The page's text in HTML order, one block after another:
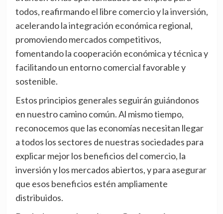
todos, reafirmando el libre comercio y la inversión,
acelerando la integración económica regional,
promoviendo mercados competitivos,
fomentando la cooperación económica y técnica y
facilitando un entorno comercial favorable y
sostenible.
Estos principios generales seguirán guiándonos
en nuestro camino común. Al mismo tiempo,
reconocemos que las economías necesitan llegar
a todos los sectores de nuestras sociedades para
explicar mejor los beneficios del comercio, la
inversión y los mercados abiertos, y para asegurar
que esos beneficios estén ampliamente
distribuidos.